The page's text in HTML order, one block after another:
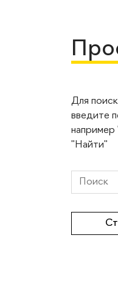
Для
введите
например
"Найти"